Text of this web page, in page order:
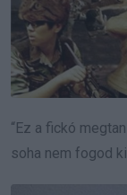
“Ez a fickó
soha nem fogod